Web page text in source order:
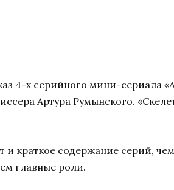
4-х серийного мини-сериала
Артура Румынского.
и краткое содержание серий,
главные роли.